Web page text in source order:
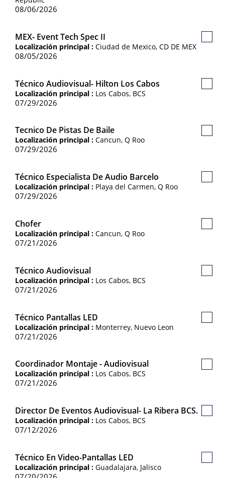
08/06/2026
MEX- Event Tech Spec II
Localización principal : Ciudad de Mexico, CD DE MEX
08/05/2026
Técnico Audiovisual- Hilton Los Cabos
Localización principal : Los Cabos, BCS
07/29/2026
Tecnico De Pistas De Baile
Localización principal : Cancun, Q Roo
07/29/2026
Técnico Especialista De Audio Barcelo
Localización principal : Playa del Carmen, Q Roo
07/29/2026
Chofer
Localización principal : Cancun, Q Roo
07/21/2026
Técnico Audiovisual
Localización principal : Los Cabos, BCS
07/21/2026
Técnico Pantallas LED
Localización principal : Monterrey, Nuevo Leon
07/21/2026
Coordinador Montaje - Audiovisual
Localización principal : Los Cabos, BCS
07/21/2026
Director De Eventos Audiovisual- La Ribera BCS.
Localización principal : Los Cabos, BCS
07/12/2026
Técnico En Video-Pantallas LED
Localización principal : Guadalajara, Jalisco